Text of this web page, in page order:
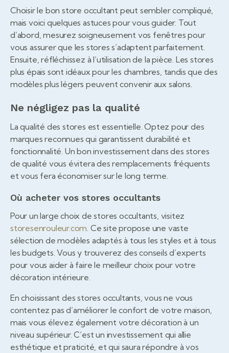
Choisir le bon store occultant peut sembler compliqué,
mais voici quelques astuces pour vous guider. Tout
d’abord, mesurez soigneusement vos fenêtres pour
vous assurer que les stores s’adaptent parfaitement.
Ensuite, réfléchissez à l’utilisation de la pièce. Les stores
plus épais sont idéaux pour les chambres, tandis que des
modèles plus légers peuvent convenir aux salons.
Ne négligez pas la qualité
La qualité des stores est essentielle. Optez pour des
marques reconnues qui garantissent durabilité et
fonctionnalité. Un bon investissement dans des stores
de qualité vous évitera des remplacements fréquents
et vous fera économiser sur le long terme.
Où acheter vos stores occultants
Pour un large choix de stores occultants, visitez
storesenrouleur.com . Ce site propose une vaste
sélection de modèles adaptés à tous les styles et à tous
les budgets. Vous y trouverez des conseils d’experts
pour vous aider à faire le meilleur choix pour votre
décoration intérieure.
En choisissant des stores occultants, vous ne vous
contentez pas d’améliorer le confort de votre maison,
mais vous élevez également votre décoration à un
niveau supérieur. C’est un investissement qui allie
esthétique et praticité, et qui saura répondre à vos